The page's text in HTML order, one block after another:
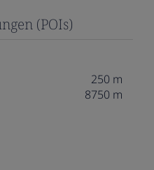
(POIs)
250 m
8750 m